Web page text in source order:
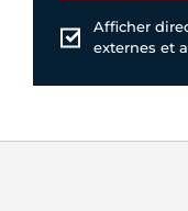
Afficher
externes et